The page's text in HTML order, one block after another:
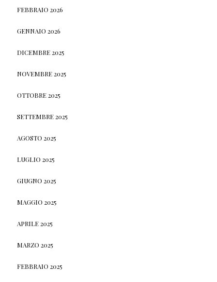
FEBBRAIO 2026
GENNAIO 2026
DICEMBRE 2025
NOVEMBRE 2025
OTTOBRE 2025
SETTEMBRE 2025
AGOSTO 2025
LUGLIO 2025
GIUGNO 2025
MAGGIO 2025
APRILE 2025
MARZO 2025
FEBBRAIO 2025